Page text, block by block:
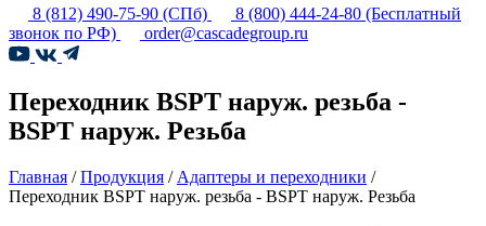
8 (812) 490-75-90 (СПб) 8 (800) 444-24-80 (Бесплатный
звонок по РФ)
order@cascadegroup.ru
Переходник BSPT наруж. резьба -
BSPT наруж. Резьба
Главная /Продукция / Адаптеры и переходники /
Переходник BSPT наруж. резьба - BSPT наруж. Резьба